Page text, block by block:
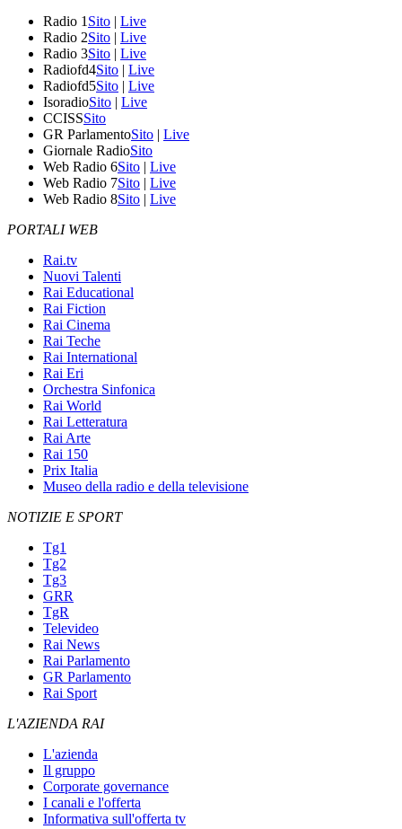
Radio 1 Sito | Live
Radio 2Sito | Live
Radio 3Sito | Live
Radiofd4Sito | Live
Radiofd5Sito | Live
IsoradioSito | Live
CCISSSito
GR ParlamentoSito | Live
Giornale RadioSito
Web Radio 6Sito | Live
Web Radio 7Sito | Live
Web Radio 8Sito | Live
PORTALI WEB
Rai.tv
Nuovi Talenti
Rai Educational
Rai Fiction
Rai Cinema
Rai Teche
Rai International
Rai Eri
Orchestra Sinfonica
Rai World
Rai Letteratura
Rai Arte
Rai 150
Prix Italia
Museo della radio e della televisione
NOTIZIE E SPORT
Tg1
Tg2
Tg3
GRR
TgR
Televideo
Rai News
Rai Parlamento
GR Parlamento
Rai Sport
L'AZIENDA RAI
L'azienda
Il gruppo
Corporate governance
I canali e l'offerta
Informativa sull'offerta tv